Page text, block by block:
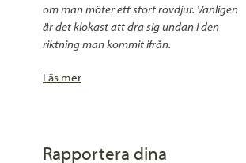
om man möter ett stort rovdjur. Vanligen
är det klokast att dra sig undan i den
riktning man kommit ifrån.
Läs mer
Rapportera dina